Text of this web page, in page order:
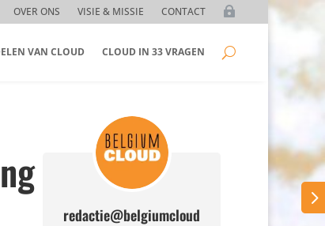
OVER ONS VISIE & MISSIE CONTACT
VAN CLOUD CLOUD IN 33 VRAGEN
redactie@belgiumcloud